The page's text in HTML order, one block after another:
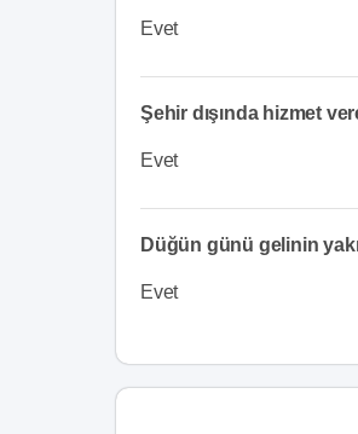
Evet
Şehir dışında hizmet
Evet
Düğün günü gelinin
Evet